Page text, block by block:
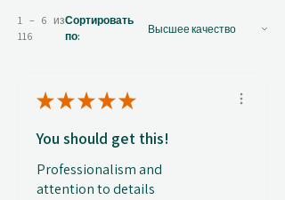
1 – 6 из
116
Сортировать
по:
★★★★★
You should get this!
Professionalism and
attention to details